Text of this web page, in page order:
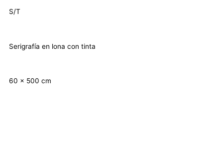
S/T
Serigrafía en lona con tinta
60 x 500 cm